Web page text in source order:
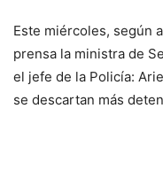
Este miércoles, según
prensa la ministra de
el jefe de la Policía:
se descartan más